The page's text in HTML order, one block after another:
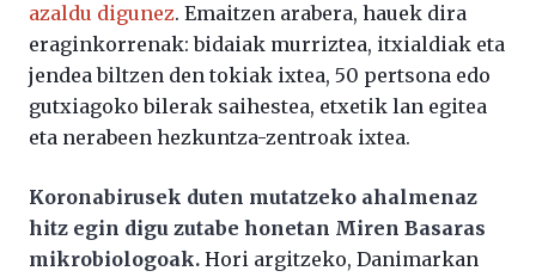
azaldu digunez. Emaitzen arabera, hauek dira
eraginkorrenak: bidaiak murriztea, itxialdiak eta
jendea biltzen den tokiak ixtea, 50 pertsona edo
gutxiagoko bilerak saihestea, etxetik lan egitea
eta nerabeen hezkuntza-zentroak ixtea.
Koronabirusek duten mutatzeko ahalmenaz
hitz egin digu zutabe honetan Miren Basaras
mikrobiologoak. Hori argitzeko, Danimarkan